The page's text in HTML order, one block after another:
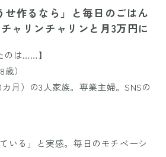
せ作るなら」と毎日のごはん
ャリンチャリンと月3万円に
のは……】
）
月）の3人家族。専業主婦。SNSの
いる」と実感。毎日のモチベーシ